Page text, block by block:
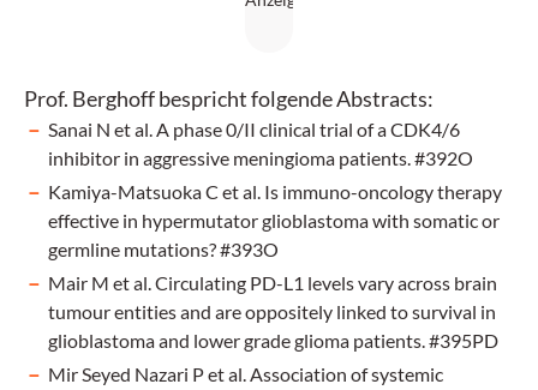
Prof. Berghoff bespricht folgende Abstracts:
Sanai N et al. A phase 0/II clinical trial of a CDK4/6
inhibitor in aggressive meningioma patients. #392O
Kamiya-Matsuoka C et al. Is immuno-oncology therapy
effective in hypermutator glioblastoma with somatic or
germline mutations? #393O
Mair M et al. Circulating PD-L1 levels vary across brain
tumour entities and are oppositely linked to survival in
glioblastoma and lower grade glioma patients. #395PD
Mir Seyed Nazari P et al. Association of systemic